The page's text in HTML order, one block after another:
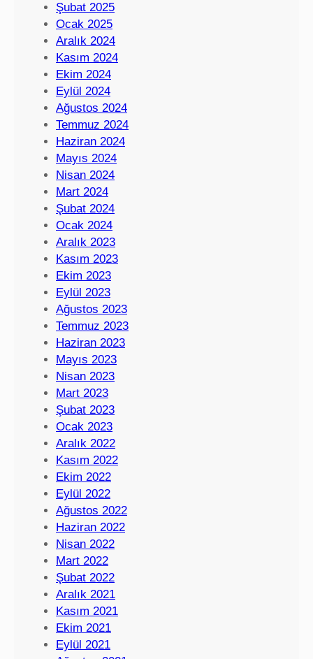
Şubat 2025
Ocak 2025
Aralık 2024
Kasım 2024
Ekim 2024
Eylül 2024
Ağustos 2024
Temmuz 2024
Haziran 2024
Mayıs 2024
Nisan 2024
Mart 2024
Şubat 2024
Ocak 2024
Aralık 2023
Kasım 2023
Ekim 2023
Eylül 2023
Ağustos 2023
Temmuz 2023
Haziran 2023
Mayıs 2023
Nisan 2023
Mart 2023
Şubat 2023
Ocak 2023
Aralık 2022
Kasım 2022
Ekim 2022
Eylül 2022
Ağustos 2022
Haziran 2022
Nisan 2022
Mart 2022
Şubat 2022
Aralık 2021
Kasım 2021
Ekim 2021
Eylül 2021